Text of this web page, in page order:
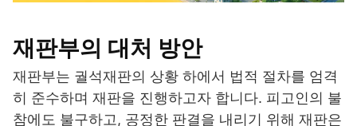
재판부의 대처 방안
재판부는 궐석재판의 상황 하에서 법적 절차를 엄격
히 준수하며 재판을 진행하고자 합니다. 피고인의 불
참에도 불구하고, 공정한 판결을 내리기 위해 재판은